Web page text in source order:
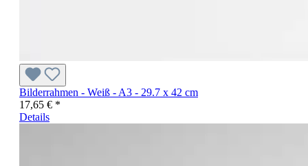
Bilderrahmen - Weiß - A3 - 29.7 x 42 cm
17,65 € *
Details